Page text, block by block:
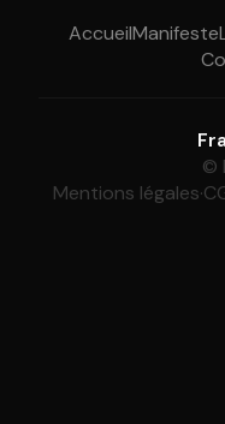
AccueilManifeste
©
Mentions légales·